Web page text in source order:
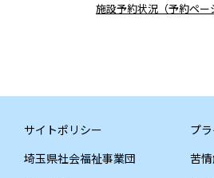
施設予約状況（予約ペー
サイトポリシー
プ
埼玉県社会福祉事業団
苦